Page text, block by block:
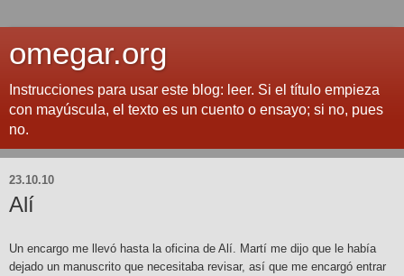
omegar.org
Instrucciones para usar este blog: leer. Si el título empieza
con mayúscula, el texto es un cuento o ensayo; si no, pues
no.
23.10.10
Alí
Un encargo me llevó hasta la oficina de Alí. Martí me dijo que le había
dejado un manuscrito que necesitaba revisar, así que me encargó entrar